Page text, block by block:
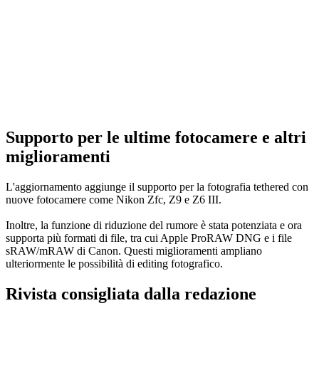
Supporto per le ultime fotocamere e altri
miglioramenti
L'aggiornamento aggiunge il supporto per la fotografia tethered con
nuove fotocamere come Nikon Zfc, Z9 e Z6 III.
Inoltre, la funzione di riduzione del rumore è stata potenziata e ora
supporta più formati di file, tra cui Apple ProRAW DNG e i file
sRAW/mRAW di Canon. Questi miglioramenti ampliano
ulteriormente le possibilità di editing fotografico.
Rivista consigliata dalla redazione